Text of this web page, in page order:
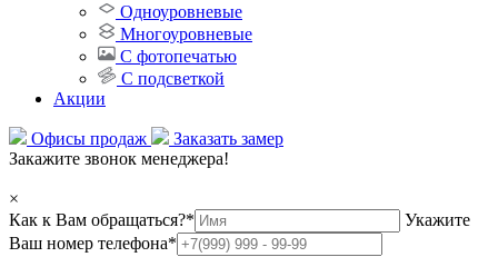
Одноуровневые
Многоуровневые
С фотопечатью
С подсветкой
Акции
Офисы продаж
Заказать замер
Закажите звонок менеджера!
×
Как к Вам обращаться?*
Укажите
Ваш номер телефона*